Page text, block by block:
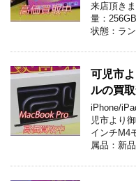
来店頂き
量：
状態：ラ
可児市
ルの買
iPhone/
児市より
インチM4
属品：新